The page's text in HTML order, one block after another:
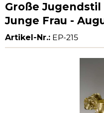
Große
Junge Frau -
Artikel-Nr.: EP-215